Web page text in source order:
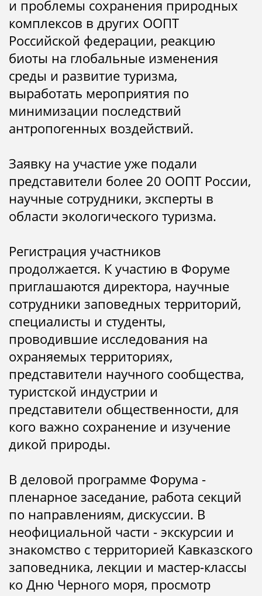
и проблемы сохранения природных
комплексов в других ООПТ
Российской федерации, реакцию
биоты на глобальные изменения
среды и развитие туризма,
выработать мероприятия по
минимизации последствий
антропогенных воздействий.
Заявку на участие уже подали
представители более 20 ООПТ России,
научные сотрудники, эксперты в
области экологического туризма.
Регистрация участников
продолжается. К участию в Форуме
приглашаются директора, научные
сотрудники заповедных территорий,
специалисты и студенты,
проводившие исследования на
охраняемых территориях,
представители научного сообщества,
туристской индустрии и
представители общественности, для
кого важно сохранение и изучение
дикой природы.
В деловой программе Форума -
пленарное заседание, работа секций
по направлениям, дискуссии. В
неофициальной части - экскурсии и
знакомство с территорией Кавказского
заповедника, лекции и мастер-классы
ко Дню Черного моря, просмотр